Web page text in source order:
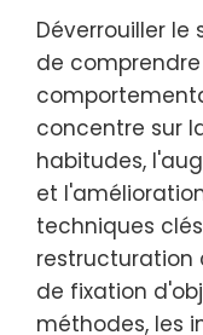
Déverrouiller le
de
concentre sur
habitudes,
et
techniques
restructuration
de fixation
méthodes, les